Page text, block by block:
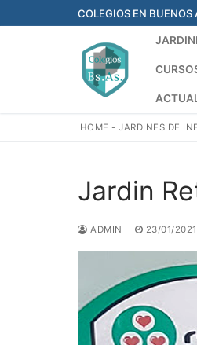
al
COLEGIOS EN BUENOS
HOME -JARDINES DE
Jardin
ADMIN 23/01/2021